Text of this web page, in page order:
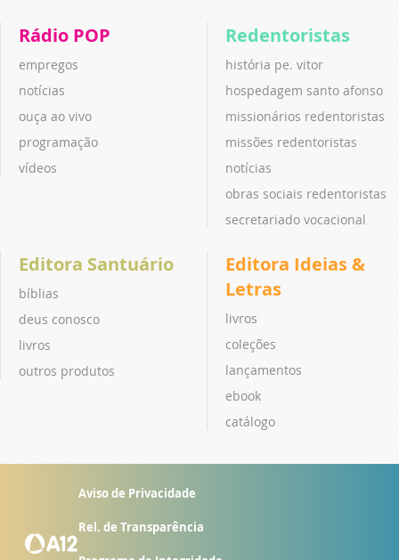
Rádio POP
empregos
notícias
ouça ao vivo
programação
vídeos
Redentoristas
história pe. vitor
hospedagem santo afonso
missionários redentoristas
missões redentoristas
notícias
obras sociais redentoristas
secretariado vocacional
Editora Santuário
bíblias
deus conosco
livros
outros produtos
Editora Ideias &
Letras
livros
coleções
lançamentos
ebook
catálogo
Aviso de Privacidade
Rel. de Transparência